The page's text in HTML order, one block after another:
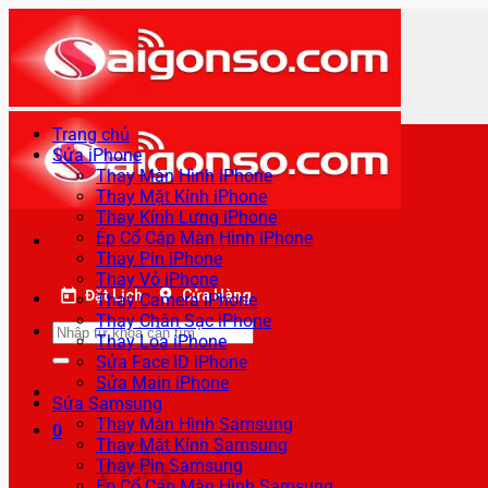
qua
nội
dung
Đặt Lịch Cửa Hàng
Tìm
kiếm:
0
Trang chủ
Sửa iPhone
Thay Màn Hình iPhone
Thay Mặt Kính iPhone
Thay Kính Lưng iPhone
Ép Cổ Cáp Màn Hình iPhone
Thay Pin iPhone
Thay Vỏ iPhone
Thay Camera iPhone
Thay Chân Sạc iPhone
Thay Loa iPhone
Sửa Face ID iPhone
Sửa Main iPhone
Sửa Samsung
Thay Màn Hình Samsung
Thay Mặt Kính Samsung
Thay Pin Samsung